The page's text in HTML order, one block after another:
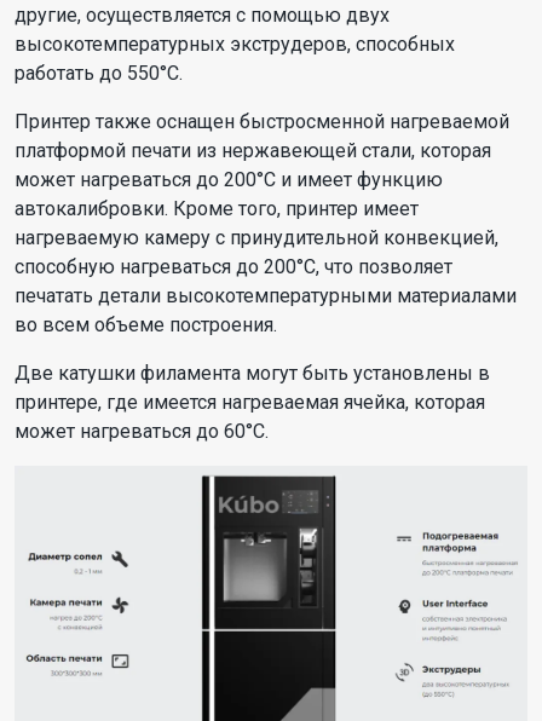
другие, осуществляется с помощью двух
высокотемпературных экструдеров, способных
работать до 550°С.
Принтер также оснащен быстросменной нагреваемой
платформой печати из нержавеющей стали, которая
может нагреваться до 200°C и имеет функцию
автокалибровки. Кроме того, принтер имеет
нагреваемую камеру с принудительной конвекцией,
способную нагреваться до 200°C, что позволяет
печатать детали высокотемпературными материалами
во всем объеме построения.
Две катушки филамента могут быть установлены в
принтере, где имеется нагреваемая ячейка, которая
может нагреваться до 60°С.